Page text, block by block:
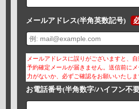
メールアドレス(半角英数記号)
メールアドレスに誤りがございますと、
予約確定メールが届きません。送信前に
力がないか、必ずご確認をお願いいたしま
お電話番号(半角数字/ハイフン不